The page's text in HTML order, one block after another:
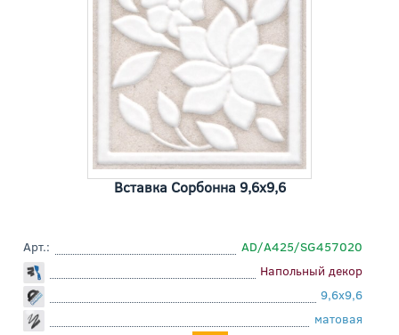
Вставка Сорбонна 9,6x9,6
Арт.:
AD/A425/SG457020
Напольный декор
9,6x9,6
матовая